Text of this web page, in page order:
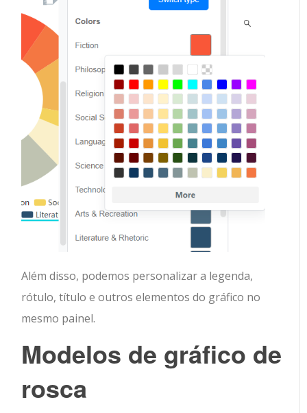
Além disso, podemos personalizar a legenda,
rótulo, título e outros elementos do gráfico no
mesmo painel.
Modelos de gráfico de
rosca